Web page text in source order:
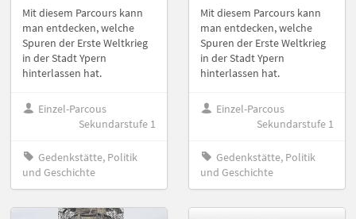
Mit diesem Parcours kann
man entdecken, welche
Spuren der Erste Weltkrieg
in der Stadt Ypern
hinterlassen hat.
Einzel-Parcous
Sekundarstufe 1
Gedenkstätte, Politik
und Geschichte
Mit diesem Parcours kann
man entdecken, welche
Spuren der Erste Weltkrieg
in der Stadt Ypern
hinterlassen hat.
Einzel-Parcous
Sekundarstufe 1
Gedenkstätte, Politik
und Geschichte